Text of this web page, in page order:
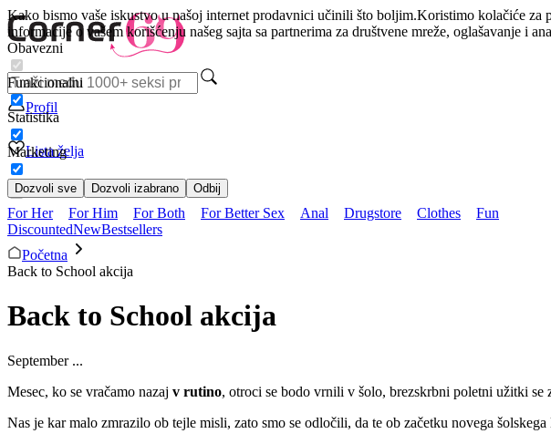
Kako bismo vaše iskustvo u našoj internet prodavnici učinili što boljim.Koristimo kolačiće za
informacije o vašem korišćenju našeg sajta sa partnerima za društvene mreže, oglašavanje i
Obavezni
Funkcionalni
Statistika
Marketing
Dozvoli sve Dozvoli izabrano Odbij
Profil
Lista želja
For Her For Him For Both For Better Sex Anal Drugstore Clothes
Fun
DiscountedNewBestsellers
Početna
Back to School akcija
Back to School akcija
September ...
Mesec, ko se vračamo nazaj v rutino, otroci se bodo vrnili v šolo, brezskrbni poletni užitki se
Nas je kar malo zmrazilo ob tejle misli, zato smo se odločili, da te ob začetku novega